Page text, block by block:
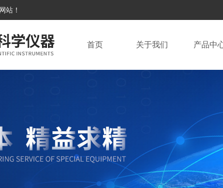
网站！
首页 关于我们 产品中